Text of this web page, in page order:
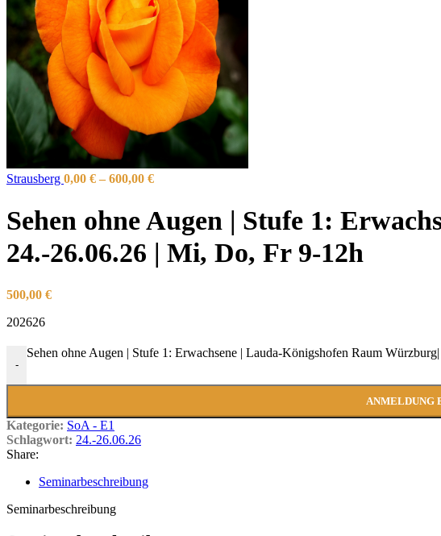
Strausberg 0,00 € – 600,00 €
Sehen ohne Augen | Stufe 1:
24.-26.06.26 | Mi, Do, Fr 9-12h
500,00 €
202626
-
Sehen ohne Augen | Stufe 1: Erwachsene | Lauda-Königshofen Raum
ANMELDUNG
Kategorie: SoA - E1
Schlagwort: 24.-26.06.26
Share:
Seminarbeschreibung
Seminarbeschreibung